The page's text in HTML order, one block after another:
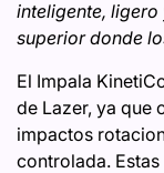
inteligente,
superior donde
El Impala
de Lazer, ya que
impactos
controlada.